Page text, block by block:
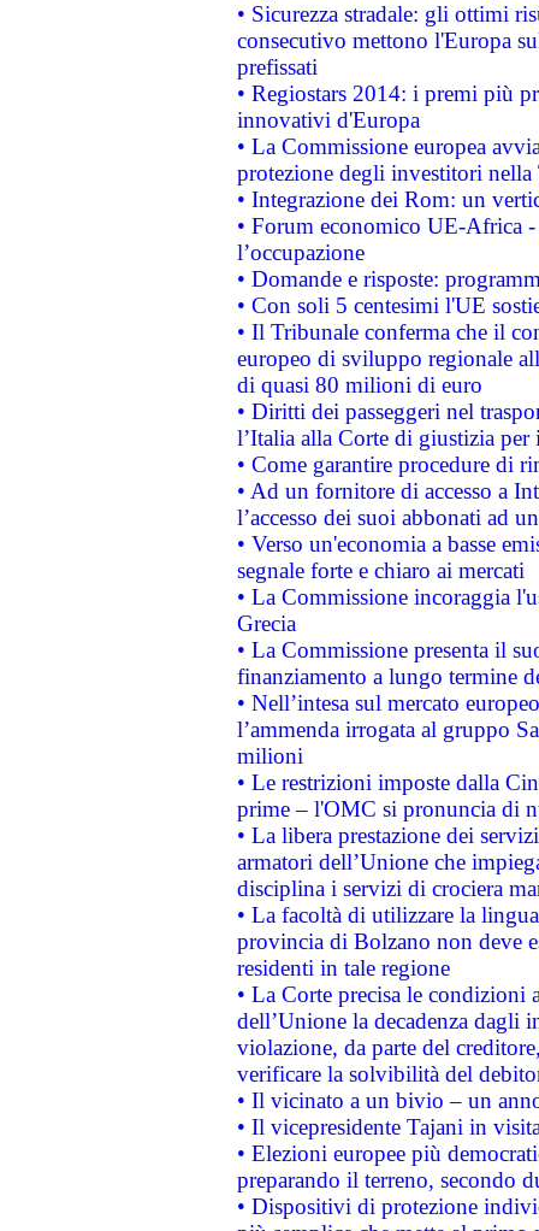
• Sicurezza stradale: gli ottimi
consecutivo mettono l'Europa
prefissati
• Regiostars 2014: i premi più
innovativi d'Europa
• La Commissione europea
protezione degli investitori
• Integrazione dei Rom: un
• Forum economico UE-Africa -
l’occupazione
• Domande e risposte:
• Con soli 5 centesimi l'UE
• Il Tribunale conferma che il
europeo di sviluppo regionale
di quasi 80 milioni di euro
• Diritti dei passeggeri nel
l’Italia alla Corte di giustizia
• Come garantire procedure di
• Ad un fornitore di accesso a
l’accesso dei suoi abbonati ad
• Verso un'economia a basse
segnale forte e chiaro ai mercati
• La Commissione incoraggia
Grecia
• La Commissione presenta il
finanziamento a lungo termine
• Nell’intesa sul mercato
l’ammenda irrogata al gruppo
milioni
• Le restrizioni imposte dalla
prime – l'OMC si pronuncia di
• La libera prestazione dei
armatori dell’Unione che
disciplina i servizi di crociera
• La facoltà di utilizzare la
provincia di Bolzano non deve
residenti in tale regione
• La Corte precisa le
dell’Unione la decadenza dagli
violazione, da parte del
verificare la solvibilità del
• Il vicinato a un bivio – un
• Il vicepresidente Tajani in
• Elezioni europee più
preparando il terreno, secondo
• Dispositivi di protezione